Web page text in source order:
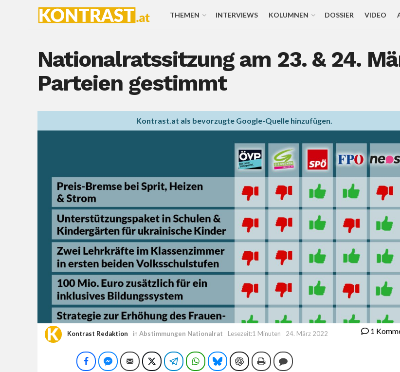
THEMEN INTERVIEWS KOLUMNEN DOSSIER VIDEO
Nationalratssitzung am 23. & 24.
Parteien gestimmt
Kontrast.at als bevorzugte Google-Quelle hinzufügen.
Kontrast Redaktion in Abstimmungen Nationalrat Lesezeit:1 Minuten 24. März 2022 1
FacebookFacebook Messenger
E-Mail TwitterTelegramWhatsAppBlueskyChatGPTDruckenKommentieren